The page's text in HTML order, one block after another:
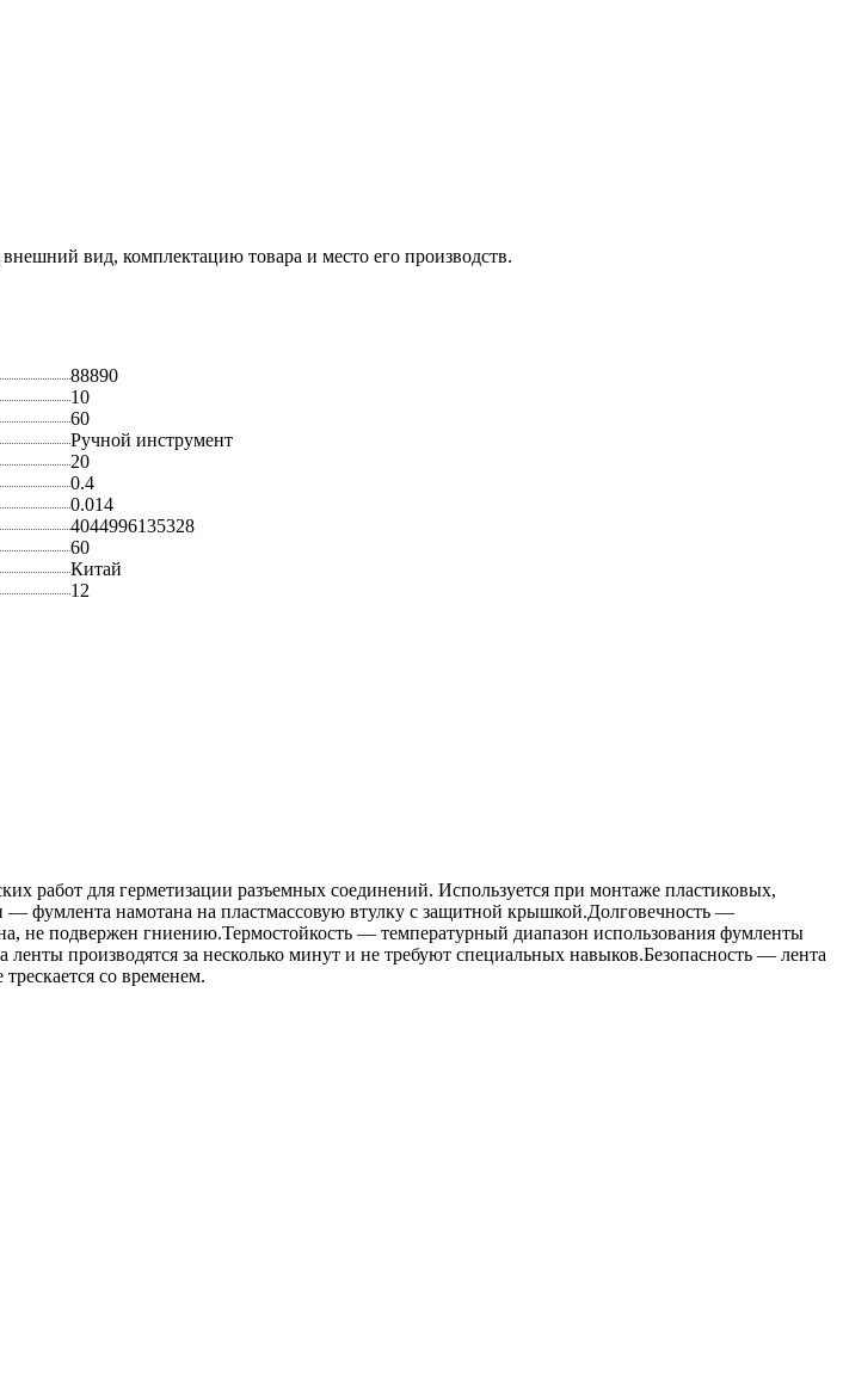
вид, комплектацию товара и место его производств.
88890
10
60
Ручной инструмент
20
0.4
0.014
4044996135328
60
Китай
12
работ для герметизации разъемных соединений. Используется при монтаже пластиковых,
фумлента намотана на пластмассовую втулку с защитной крышкой.Долговечность —
не подвержен гниению.Термостойкость — температурный диапазон использования фумленты
производятся за несколько минут и не требуют специальных навыков.Безопасность — лента
со временем.